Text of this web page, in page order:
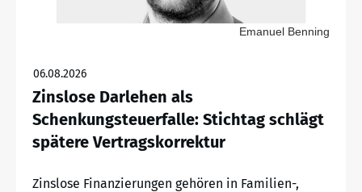
Emanuel Benning
06.08.2026
Zinslose Darlehen als
Schenkungsteuerfalle: Stichtag schlägt
spätere Vertragskorrektur
Zinslose Finanzierungen gehören in Familien-,